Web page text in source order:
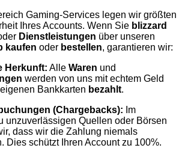
Gaming-Services legen wir größten
Ihres Accounts. Wenn Sie blizzard
Dienstleistungen über unseren
kaufen oder bestellen, garantieren wir:
Herkunft: Alle Waren und
werden von uns mit echtem Geld
Bankkarten bezahlt.
(Chargebacks): Im
unzuverlässigen Quellen oder Börsen
dass wir die Zahlung niemals
Dies schützt Ihren Account zu 100%.